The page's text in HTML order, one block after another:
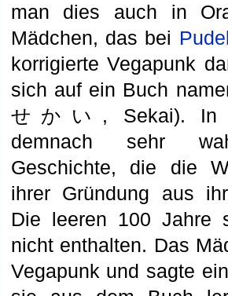
man dies auch in
Mädchen, das bei
korrigierte Vegapunk
sich auf ein Buch
せかい, Sekai). In
demnach sehr
Geschichte, die die
ihrer Gründung aus
Die leeren 100 Jahre
nicht enthalten. Das
Vegapunk und sagte